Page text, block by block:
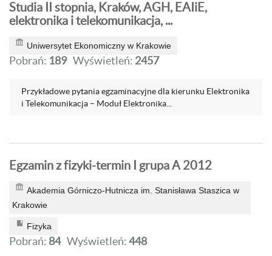
Studia II stopnia, Kraków, AGH, EAIiE,
elektronika i telekomunikacja, ...
Uniwersytet Ekonomiczny w Krakowie
Pobrań: 189 Wyświetleń: 2457
Przykładowe pytania egzaminacyjne dla kierunku Elektronika
i Telekomunikacja – Moduł Elektronika...
Egzamin z fizyki-termin I grupa A 2012
Akademia Górniczo-Hutnicza im. Stanisława Staszica w
Krakowie
Fizyka
Pobrań: 84 Wyświetleń:448